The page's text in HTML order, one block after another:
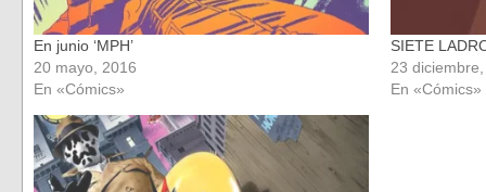
En junio ‘MPH’
20 mayo, 2016
En «Cómics»
SIETE
23
En «Cómics»